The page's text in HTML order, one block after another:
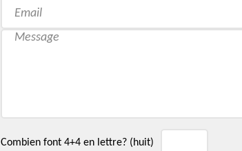
Combien font 4+4 en lettre? (huit)